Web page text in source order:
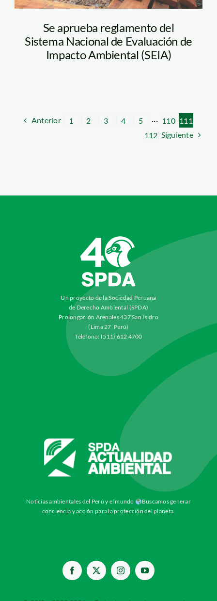
Se aprueba reglamento del
Sistema Nacional de Evaluación de
Impacto Ambiental (SEIA)
Anterior 1 2 3 4 5 ··· 110 111
112 Siguiente
Un proyecto de la Sociedad Peruana
de Derecho Ambiental (SPDA)
Prolongación Arenales 437 San Isidro
(Lima 27, Perú)
Teléfono: (511) 612 4700
Noticias ambientales del Perú y el mundo
Buscamos generar
conciencia y acción para la protección del planeta.